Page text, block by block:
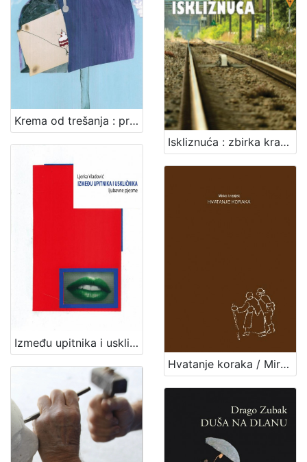
Krema od trešanja : priče za dušu za male i velike / Mihaela Žugec Saračević
Između upitnika i uskličnika / Ljerka Vladović
Iskliznuća : zbirka kratkih priča / Marija Pilić
Hvatanje koraka / Mirko Ivanjek ; ilustracije Čedomir Ostreš